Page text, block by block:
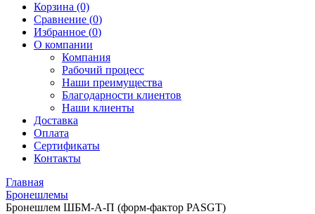
Корзина (0)
Сравнение (0)
Избранное (0)
О компании
Компания
Рабочий процесс
Наши преимущества
Благодарности клиентов
Наши клиенты
Доставка
Оплата
Сертификаты
Контакты
Главная
Бронешлемы
Бронешлем ШБМ-А-П (форм-фактор PASGT)